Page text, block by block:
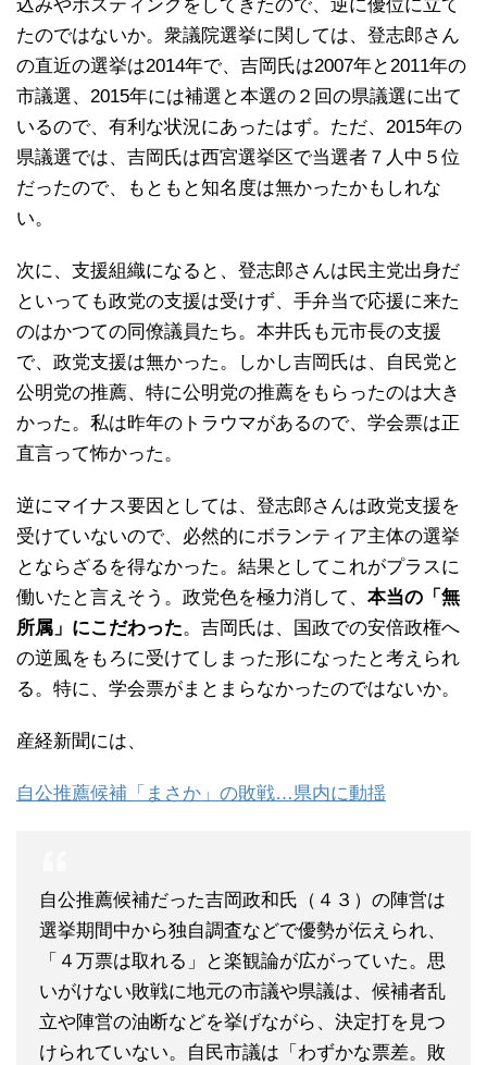
込みやポスティングをしてきたので、逆に優位に立て
たのではないか。衆議院選挙に関しては、登志郎さん
の直近の選挙は2014年で、吉岡氏は2007年と2011年の
市議選、2015年には補選と本選の２回の県議選に出て
いるので、有利な状況にあったはず。ただ、2015年の
県議選では、吉岡氏は西宮選挙区で当選者７人中５位
だったので、もともと知名度は無かったかもしれな
い。
次に、支援組織になると、登志郎さんは民主党出身だ
といっても政党の支援は受けず、手弁当で応援に来た
のはかつての同僚議員たち。本井氏も元市長の支援
で、政党支援は無かった。しかし吉岡氏は、自民党と
公明党の推薦、特に公明党の推薦をもらったのは大き
かった。私は昨年のトラウマがあるので、学会票は正
直言って怖かった。
逆にマイナス要因としては、登志郎さんは政党支援を
受けていないので、必然的にボランティア主体の選挙
とならざるを得なかった。結果としてこれがプラスに
働いたと言えそう。政党色を極力消して、 本当の「無
所属」にこだわった。吉岡氏は、国政での安倍政権へ
の逆風をもろに受けてしまった形になったと考えられ
る。特に、学会票がまとまらなかったのではないか。
産経新聞には、
自公推薦候補「まさか」の敗戦…県内に動揺
自公推薦候補だった吉岡政和氏（４３）の陣営は
選挙期間中から独自調査などで優勢が伝えられ、
「４万票は取れる」と楽観論が広がっていた。思
いがけない敗戦に地元の市議や県議は、候補者乱
立や陣営の油断などを挙げながら、決定打を見つ
けられていない。自民市議は「わずかな票差。敗